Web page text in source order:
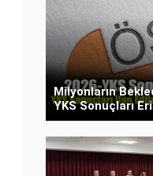
Milyonların
YKS Sonuçları